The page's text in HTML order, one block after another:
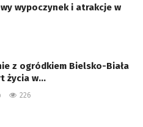
wypoczynek i atrakcje w
z ogródkiem Bielsko-Biała
życia w…
226